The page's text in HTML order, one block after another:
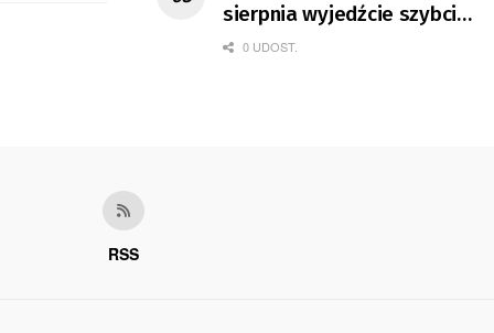
sierpnia wyjedźcie szybciej
z domów
0 UDOST.
RSS